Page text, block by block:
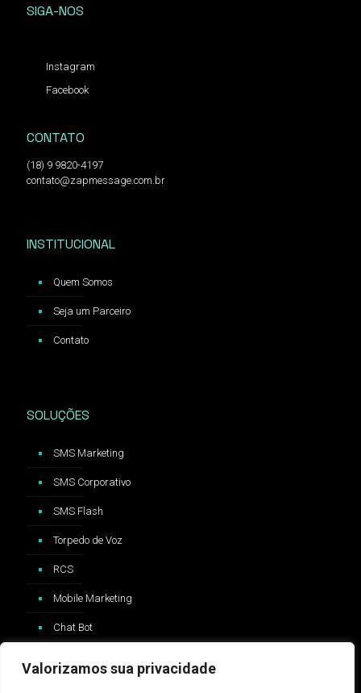
Valorizamos sua privacidade
SIGA-NOS
Instagram
Facebook
CONTATO
(18) 9 9820-4197
contato@zapmessage.com.br
INSTITUCIONAL
Quem Somos
Seja um Parceiro
Contato
SOLUÇÕES
SMS Marketing
SMS Corporativo
SMS Flash
Torpedo de Voz
RCS
Mobile Marketing
Chat Bot